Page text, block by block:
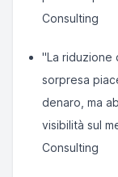
Consulting
"La riduzione
sorpresa
denaro, ma
visibilità sul
Consulting